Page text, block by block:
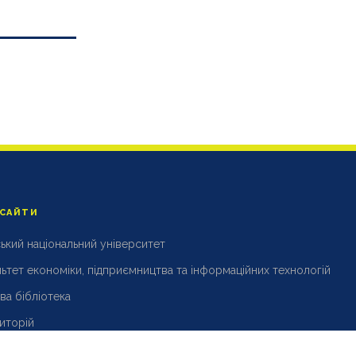
САЙТИ
національний університет
економіки, підприємництва та інформаційних технологій
бібліотека